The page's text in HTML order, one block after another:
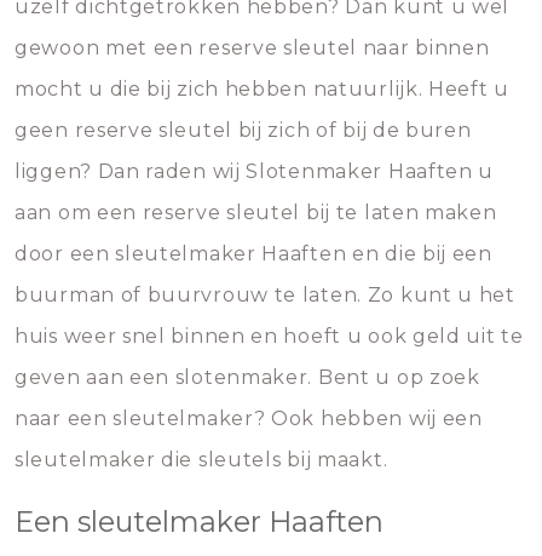
uzelf dichtgetrokken hebben? Dan kunt u wel
gewoon met een reserve sleutel naar binnen
mocht u die bij zich hebben natuurlijk. Heeft u
geen reserve sleutel bij zich of bij de buren
liggen? Dan raden wij Slotenmaker Haaften u
aan om een reserve sleutel bij te laten maken
door een sleutelmaker Haaften en die bij een
buurman of buurvrouw te laten. Zo kunt u het
huis weer snel binnen en hoeft u ook geld uit te
geven aan een slotenmaker. Bent u op zoek
naar een sleutelmaker? Ook hebben wij een
sleutelmaker die sleutels bij maakt.
Een sleutelmaker Haaften